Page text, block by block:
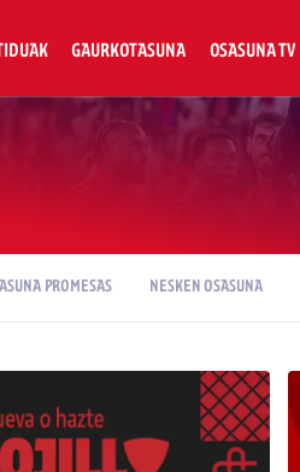
GAURKOTASUNA OSASUNA TV
PROMESAS NESKEN OSASUNA